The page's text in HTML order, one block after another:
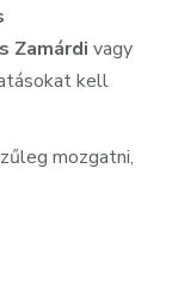
Zamárdi vagy
kell
mozgatni,